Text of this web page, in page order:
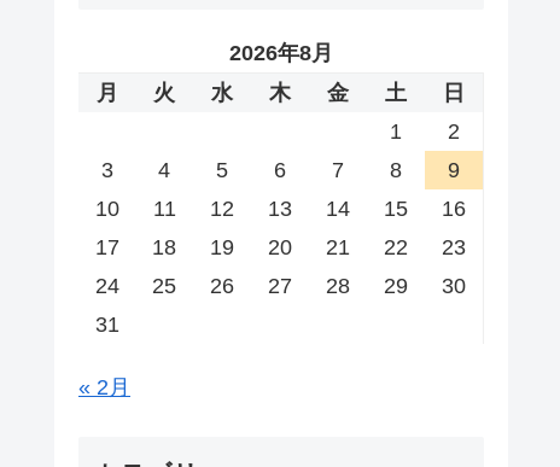
2026年8月
月
火 水 木 金 土
日
1
2
3
4 5 6 7 8
9
10
11 12 13 14 15
16
17
18 19 20 21 22
23
24
25 26 27 28 29
30
31
« 2月